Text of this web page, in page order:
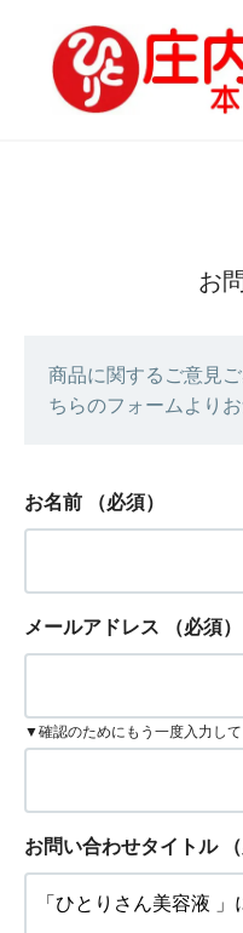
お
商品に関するご意見
ちらのフォームより
お名前 （必須）
メールアドレス （必須）
▼確認のためにもう一度入力して
お問い合わせタイトル